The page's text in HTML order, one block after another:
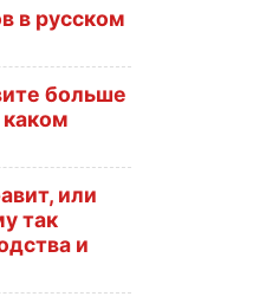
в русском
больше
каком
или
так
и